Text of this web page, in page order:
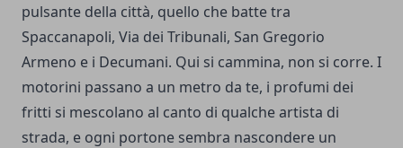
pulsante della città, quello che batte tra
Spaccanapoli, Via dei Tribunali, San Gregorio
Armeno e i Decumani. Qui si cammina, non si corre. I
motorini passano a un metro da te, i profumi dei
fritti si mescolano al canto di qualche artista di
strada, e ogni portone sembra nascondere un